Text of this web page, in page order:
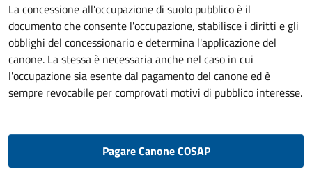
La concessione all'occupazione di suolo pubblico è il
documento che consente l'occupazione, stabilisce i diritti e gli
obblighi del concessionario e determina l'applicazione del
canone. La stessa è necessaria anche nel caso in cui
l'occupazione sia esente dal pagamento del canone ed è
sempre revocabile per comprovati motivi di pubblico interesse.
Pagare Canone COSAP